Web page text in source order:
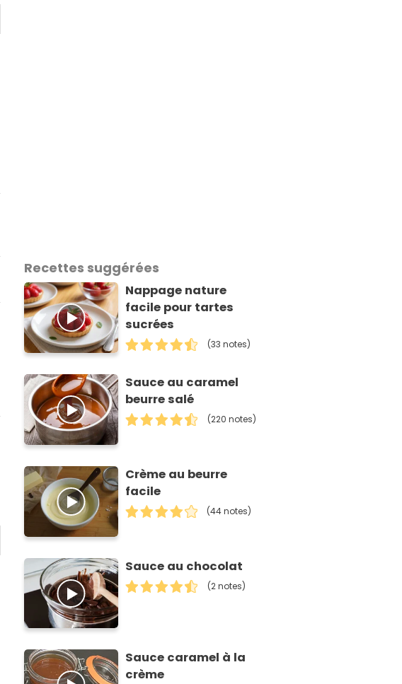
Recettes suggérées
Nappage nature
facile pour tartes
sucrées
(33 notes)
Sauce au caramel
beurre salé
(220 notes)
Crème au beurre
facile
(44 notes)
Sauce au chocolat
(2 notes)
Sauce caramel à la
crème